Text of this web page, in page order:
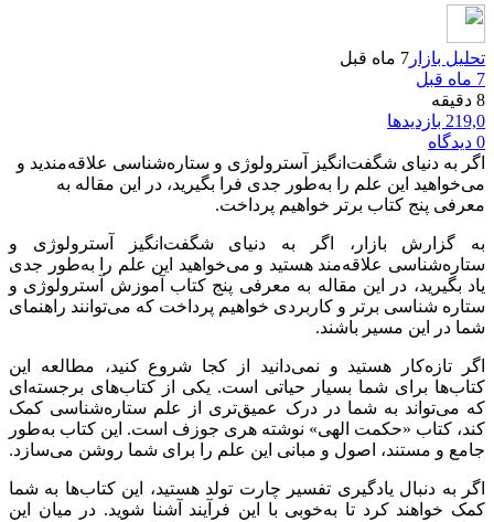
تحلیل بازار 7 ماه قبل
7 ماه قبل
8 دقیقه
219,0 بازدیدها
0 دیدگاه
اگر به دنیای شگفت‌انگیز آسترولوژی و ستاره‌شناسی علاقه‌مندید و
می‌خواهید این علم را به‌طور جدی فرا بگیرید، در این مقاله به
معرفی پنج کتاب برتر خواهیم پرداخت.
به گزارش بازار، اگر به دنیای شگفت‌انگیز آسترولوژی و
ستاره‌شناسی علاقه‌مند هستید و می‌خواهید این علم را به‌طور جدی
یاد بگیرید، در این مقاله به معرفی پنج کتاب آموزش آسترولوژی و
ستاره شناسی برتر و کاربردی خواهیم پرداخت که می‌توانند راهنمای
شما در این مسیر باشند.
اگر تازه‌کار هستید و نمی‌دانید از کجا شروع کنید، مطالعه این
کتاب‌ها برای شما بسیار حیاتی است. یکی از کتاب‌های برجسته‌ای
که می‌تواند به شما در درک عمیق‌تری از علم ستاره‌شناسی کمک
کند، کتاب «حکمت الهی» نوشته هری جوزف است. این کتاب به‌طور
جامع و مستند، اصول و مبانی این علم را برای شما روشن می‌سازد.
اگر به دنبال یادگیری تفسیر چارت تولد هستید، این کتاب‌ها به شما
کمک خواهند کرد تا به‌خوبی با این فرآیند آشنا شوید. در میان این